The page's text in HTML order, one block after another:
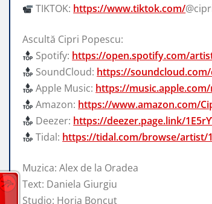
TIKTOK: https://www.tiktok.com/
Ascultă Cipri Popescu:
Spotify: https://open.spotify.com/
SoundCloud: https://
Apple Music: https://
Amazon: https://www.amazon.com/
Deezer: https://deezer.page.link/
Tidal: https://tidal.com/browse/artist/
Muzica: Alex de la Oradea
Text: Daniela Giurgiu
Studio: Horia Boncuț